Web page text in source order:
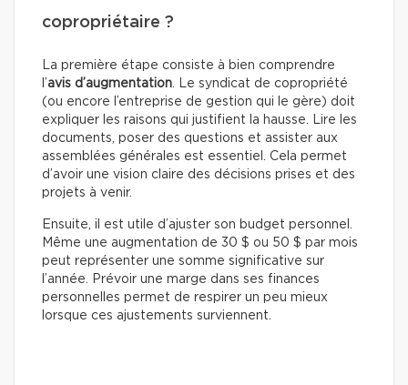
copropriétaire ?
La première étape consiste à bien comprendre
l’avis d’augmentation. Le syndicat de copropriété
(ou encore l’entreprise de gestion qui le gère) doit
expliquer les raisons qui justifient la hausse. Lire les
documents, poser des questions et assister aux
assemblées générales est essentiel. Cela permet
d’avoir une vision claire des décisions prises et des
projets à venir.
Ensuite, il est utile d’ajuster son budget personnel.
Même une augmentation de 30 $ ou 50 $ par mois
peut représenter une somme significative sur
l’année. Prévoir une marge dans ses finances
personnelles permet de respirer un peu mieux
lorsque ces ajustements surviennent.